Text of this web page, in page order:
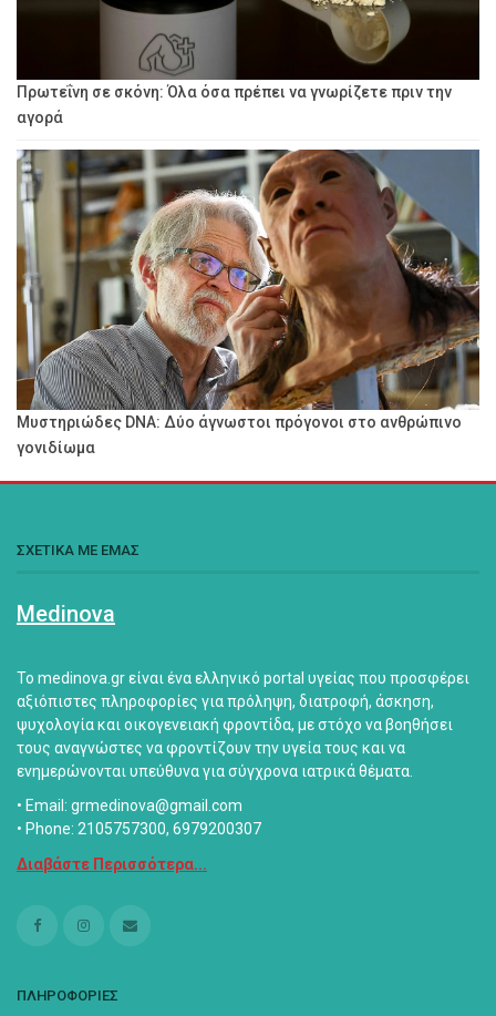
Πρωτεΐνη σε σκόνη: Όλα όσα πρέπει να γνωρίζετε πριν την
αγορά
Μυστηριώδες DNA: Δύο άγνωστοι πρόγονοι στο ανθρώπινο
γονιδίωμα
ΣΧΕΤΙΚΑ ΜΕ ΕΜΑΣ
Medinova
Το medinova.gr είναι ένα ελληνικό portal υγείας που προσφέρει
αξιόπιστες πληροφορίες για πρόληψη, διατροφή, άσκηση,
ψυχολογία και οικογενειακή φροντίδα, με στόχο να βοηθήσει
τους αναγνώστες να φροντίζουν την υγεία τους και να
ενημερώνονται υπεύθυνα για σύγχρονα ιατρικά θέματα.
• Email: grmedinova@gmail.com
• Phone: 2105757300, 6979200307
Διαβάστε Περισσότερα...
ΠΛΗΡΟΦΟΡΙΕΣ